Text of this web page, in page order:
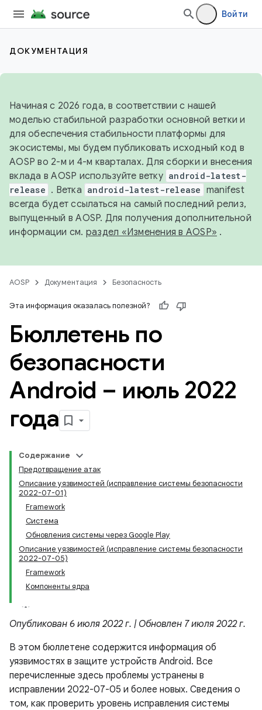
Войти
ДОКУМЕНТАЦИЯ
Начиная с 2026 года, в соответствии с нашей
моделью стабильной разработки основной ветки и
для обеспечения стабильности платформы для
экосистемы, мы будем публиковать исходный код в
AOSP во 2-м и 4-м кварталах. Для сборки и внесения
вклада в AOSP используйте ветку android-latest-
release . Ветка android-latest-release manifest
всегда будет ссылаться на самый последний релиз,
выпущенный в AOSP. Для получения дополнительной
информации см. раздел «Изменения в AOSP» .
AOSP Документация Безопасность
Эта информация оказалась полезной?
Бюллетень по
безопасности
Android – июль 2022
года
Содержание
Предотвращение атак
Описание уязвимостей (исправление системы безопасности
2022-07-01)
Framework
Система
Обновления системы через Google Play
Описание уязвимостей (исправление системы безопасности
2022-07-05)
Framework
Компоненты ядра
Опубликован 6 июля 2022 г. | Обновлен 7 июля 2022 г.
В этом бюллетене содержится информация об
уязвимостях в защите устройств Android. Все
перечисленные здесь проблемы устранены в
исправлении 2022-07-05 и более новых. Сведения о
том, как проверить уровень исправления системы